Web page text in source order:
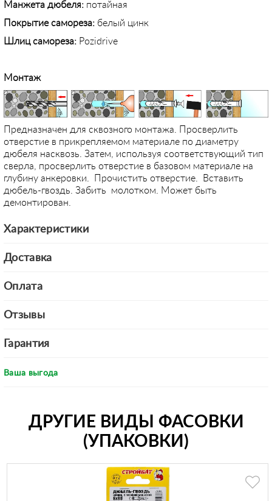
Манжета дюбеля: потайная
Покрытие самореза: белый цинк
Шлиц самореза: Pozidrive
Монтаж
Предназначен для сквозного монтажа. Просверлить
отверстие в прикрепляемом материале по диаметру
дюбеля насквозь. Затем, используя соответствующий тип
сверла, просверлить отверстие в базовом материале на
глубину анкеровки. Прочистить отверстие. Вставить
дюбель-гвоздь. Забить молотком. Может быть
демонтирован.
Характеристики
Доставка
Оплата
Отзывы
Гарантия
Ваша выгода
ДРУГИЕ ВИДЫ ФАСОВКИ
(УПАКОВКИ)